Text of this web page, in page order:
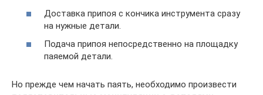
Доставка припоя с кончика инструмента сразу
на нужные детали.
Подача припоя непосредственно на площадку
паяемой детали.
Но прежде чем начать паять, необходимо произвести